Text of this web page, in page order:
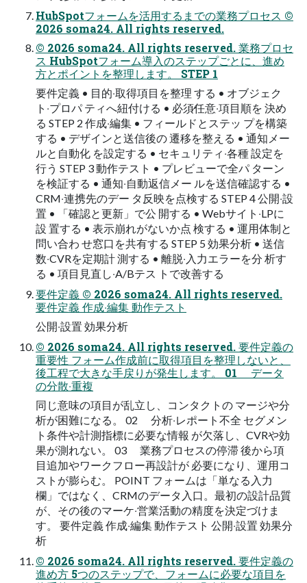
HubSpotフォームを活⽤するまでの業務プロセス ©
2026 soma24. All rights reserved.
© 2026 soma24. All rights reserved. 業務プロセ
ス HubSpotフォーム導⼊のステップごとに、進め
⽅とポイントを整理します。 STEP 1
要件定義 • ⽬的‧取得項⽬を整理 する • オブジェク
ト‧プロパ ティへ紐付ける • 必須∕任意‧項⽬順を 決め
る STEP 2 作成‧編集 • フィールドとステッ プを構築
する • デザインと送信後の 遷移を整える • 通知メー
ルと⾃動化 を設定する • セキュリティ‧各種 設定を
⾏う STEP 3 動作テスト • プレビューで全パ ターン
を検証する • 通知‧⾃動返信メー ルを送信確認する •
CRM‧連携先のデー タ反映を点検する STEP 4 公開‧設
置 • 「確認と更新」で公 開する • Webサイト‧LPに
設 置する • 表⽰崩れがないか点 検する • 運⽤体制と
問い合わ せ窓⼝を共有する STEP 5 効果分析 • 送信
数‧CVRを定期計 測する • 離脱‧⼊⼒エラーを分 析す
る • 項⽬⾒直し‧A/Bテス トで改善する
要件定義 © 2026 soma24. All rights reserved.
要件定義 作成‧編集 動作テスト
公開‧設置 効果分析
© 2026 soma24. All rights reserved. 要件定義の
重要性 フォーム作成前に取得項⽬を整理しないと、
後⼯程で⼤きな⼿戻りが発⽣します。 01 データ
の分散‧重複
同じ意味の項⽬が乱⽴し、コンタクトの マージや分
析が困難になる。 02 分析‧レポート不全 セグメン
ト条件や計測指標に必要な情報 が⽋落し、CVRや効
果が測れない。 03 業務プロセスの停滞 後から項
⽬追加やワークフロー再設計が 必要になり、運⽤コ
ストが膨らむ。 POINT フォームは「単なる⼊⼒
欄」ではなく、CRMのデータ⼊⼝。最初の設計品質
が、その後のマーケ‧営業活動の精度を決定づけま
す。 要件定義 作成‧編集 動作テスト 公開‧設置 効果分
析
© 2026 soma24. All rights reserved. 要件定義の
進め⽅ 5つのステップで、フォームに必要な項⽬を